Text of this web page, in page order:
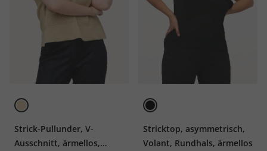
Strick-Pullunder, V-
Ausschnitt, ärmellos,
Stricktop, asymmetrisch,
Volant, Rundhals, ärmellos